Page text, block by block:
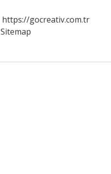
https://gocreativ.com.tr
Sitemap